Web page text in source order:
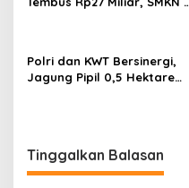
Polri dan KWT Bersinergi,
Jagung Pipil 0,5 Hektare
Tinggalkan Balasan